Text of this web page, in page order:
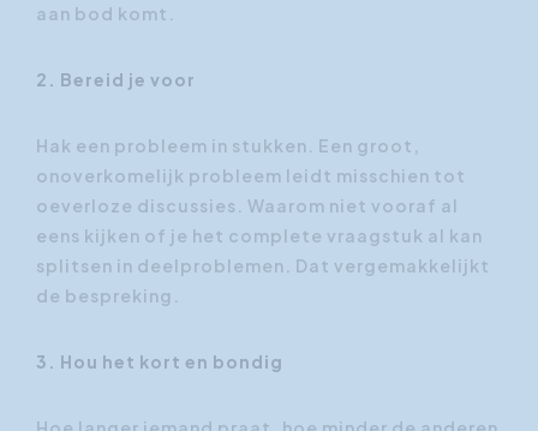
aan bod komt.
2. Bereid je voor
Hak een probleem in stukken. Een groot,
onoverkomelijk probleem leidt misschien tot
oeverloze discussies. Waarom niet vooraf al
eens kijken of je het complete vraagstuk al kan
splitsen in deelproblemen. Dat vergemakkelijkt
de bespreking.
3. Hou het kort en bondig